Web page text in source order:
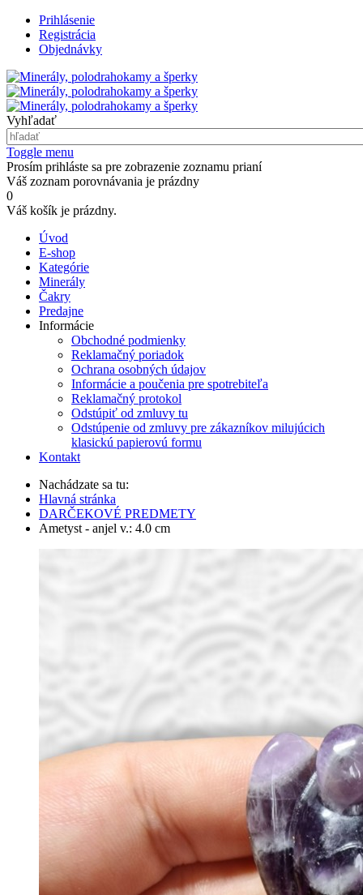
Prihlásenie
Registrácia
Objednávky
Vyhľadať
Toggle menu
Prosím prihláste sa pre zobrazenie zoznamu prianí
Váš zoznam porovnávania je prázdny
0
Váš košík je prázdny.
Úvod
E-shop
Kategórie
Minerály
Čakry
Predajne
Informácie
Obchodné podmienky
Reklamačný poriadok
Ochrana osobných údajov
Informácie a poučenia pre spotrebiteľa
Reklamačný protokol
Odstúpiť od zmluvy tu
Odstúpenie od zmluvy pre zákazníkov milujúcich
klasickú papierovú formu
Kontakt
Nachádzate sa tu:
Hlavná stránka
DARČEKOVÉ PREDMETY
Ametyst - anjel v.: 4.0 cm